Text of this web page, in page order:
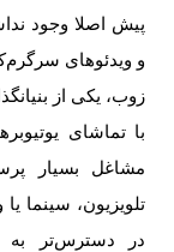
پیش اصلا وجود
و ویدئوهای
زوب، یکی از
با تماشای
مشاغل بسیار
تلویزیون، سینما
در دسترس‌تر به